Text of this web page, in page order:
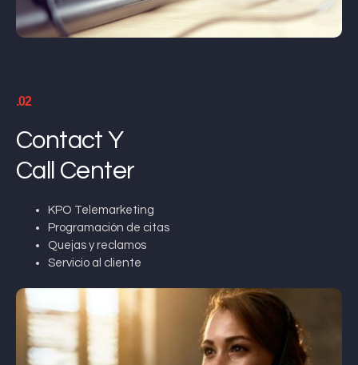
.02
Contact Y
Call Center
KPO Telemarketing
Programación de citas
Quejas y reclamos
Servicio al cliente